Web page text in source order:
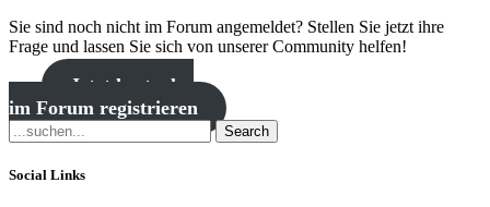
Sie sind noch nicht im Forum angemeldet? Stellen Sie jetzt ihre
Frage und lassen Sie sich von unserer Community helfen!
Jetzt kostenlos
im Forum registrieren
Search
Social Links